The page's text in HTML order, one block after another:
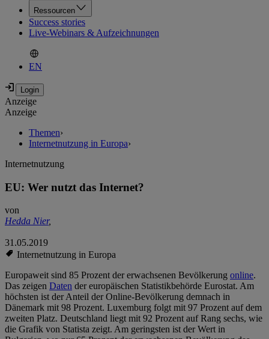
Ressourcen
Success stories
Live-Webinars & Aufzeichnungen
EN
Anzeige
Anzeige
Themen›
Internetnutzung in Europa›
Internetnutzung
EU: Wer nutzt das Internet?
von
Hedda Nier,
31.05.2019
Internetnutzung in Europa
Europaweit sind 85 Prozent der erwachsenen Bevölkerung online.
Das zeigen Daten der europäischen Statistikbehörde Eurostat. Am
höchsten ist der Anteil der Online-Bevölkerung demnach in
Dänemark mit 98 Prozent. Luxemburg folgt mit 97 Prozent auf dem
zweiten Platz. Deutschland liegt mit 92 Prozent auf Rang sechs, wie
die Grafik von Statista zeigt. Am geringsten ist der Wert in